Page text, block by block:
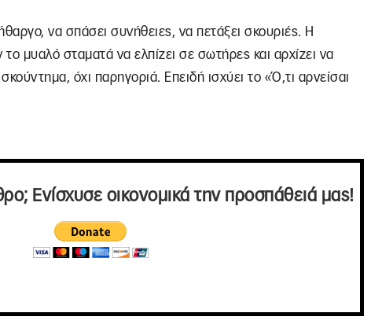
να σπάσει συνήθειες, να πετάξει σκουριές. Η
μυαλό σταματά να ελπίζει σε σωτήρες και αρχίζει να
όχι παρηγοριά. Επειδή ισχύει το «Ό,τι αρνείσαι
Ενίσχυσε οικονομικά την προσπάθειά μας!